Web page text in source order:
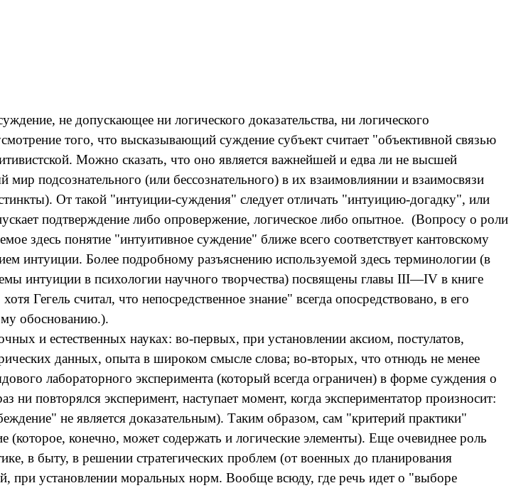
не допускающее ни логического доказательства, ни логического
того, что высказывающий суждение субъект считает "объективной связью
Можно сказать, что оно является важнейшей и едва ли не высшей
подсознательного (или бессознательного) в их взаимовлиянии и взаимосвязи
От такой "интуиции-суждения" следует отличать "интуицию-догадку", или
подтверждение либо опровержение, логическое либо опытное. (Вопросу о роли
здесь понятие "интуитивное суждение" ближе всего соответствует кантовскому
интуиции. Более подробному разъяснению используемой здесь терминологии (в
интуиции в психологии научного творчества) посвящены главы III—IV в книге
Гегель считал, что непосредственное знание" всегда опосредствовано, в его
обоснованию.).
и естественных науках: во-первых, при установлении аксиом, постулатов,
данных, опыта в широком смысле слова; во-вторых, что отнюдь не менее
лабораторного эксперимента (который всегда ограничен) в форме суждения о
ни повторялся эксперимент, наступает момент, когда экспериментатор произносит:
не является доказательным). Таким образом, сам "критерий практики"
(которое, конечно, может содержать и логические элементы). Еще очевиднее роль
в быту, в решении стратегических проблем (от военных до планирования
при установлении моральных норм. Вообще всюду, где речь идет о "выборе